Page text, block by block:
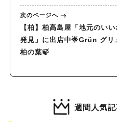
次のページへ
【柏】柏高島屋「地元のい
発見」に出店中🌟Grün グリ
柏の葉🍃
週間人気